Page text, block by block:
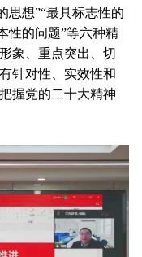
思想”“最具标志性的
性的问题”等六种精
象、重点突出、切
针对性、实效性和
握党的二十大精神